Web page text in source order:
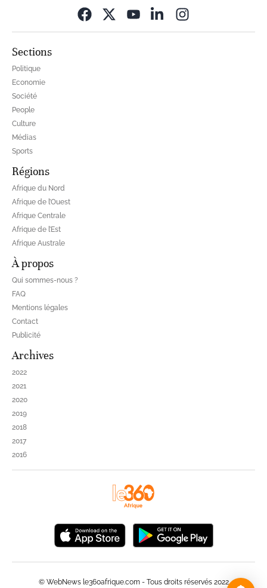
Sections
Politique
Economie
Société
People
Culture
Médias
Sports
Régions
Afrique du Nord
Afrique de l’Ouest
Afrique Centrale
Afrique de l’Est
Afrique Australe
À propos
Qui sommes-nous ?
FAQ
Mentions légales
Contact
Publicité
Archives
2022
2021
2020
2019
2018
2017
2016
© WebNews le360afrique.com - Tous droits réservés 2022